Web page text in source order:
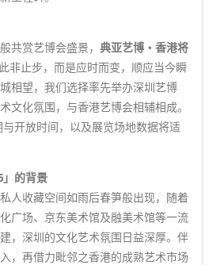
共赏艺博会盛景，典亚艺博‧香港将
非止步，而是应时而变，顺应当今瞬
相望，我们选择率先举办深圳艺博
文化氛围，与香港艺博会相辅相成。
开放时间，以及展览场地数据将适
的背景
人收藏空间如雨后春笋般出现，随着
广场、京东美术馆及融美术馆等一流
，深圳的文化艺术氛围日益深厚。伴
，再借力毗邻之香港的成熟艺术市场